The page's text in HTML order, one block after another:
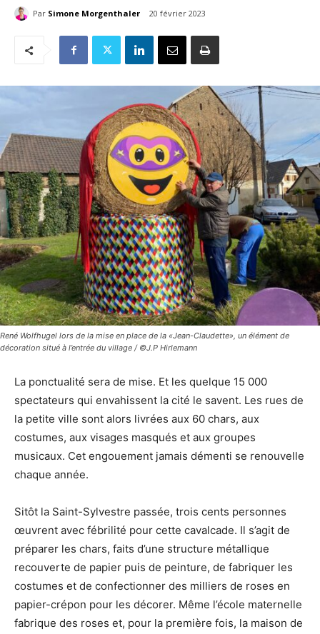
Par Simone Morgenthaler 20 février 2023
René Wolfhugel lors de la mise en place de la «Jean-Claudette», un élément de
décoration situé à l’entrée du village / ©J.P Hirlemann
La ponctualité sera de mise. Et les quelque 15 000
spectateurs qui envahissent la cité le savent. Les rues de
la petite ville sont alors livrées aux 60 chars, aux
costumes, aux visages masqués et aux groupes
musicaux. Cet engouement jamais démenti se renouvelle
chaque année.
Sitôt la Saint-Sylvestre passée, trois cents personnes
œuvrent avec fébrilité pour cette cavalcade. Il s’agit de
préparer les chars, faits d’une structure métallique
recouverte de papier puis de peinture, de fabriquer les
costumes et de confectionner des milliers de roses en
papier-crépon pour les décorer. Même l’école maternelle
fabrique des roses et, pour la première fois, la maison de